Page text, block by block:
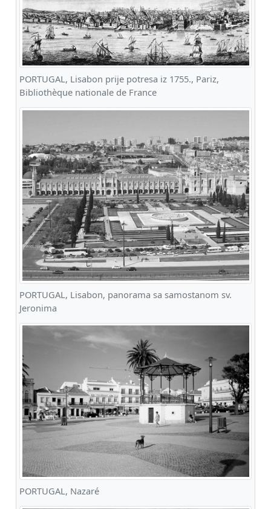
PORTUGAL, Lisabon prije potresa iz 1755., Pariz,
Bibliothèque nationale de France
PORTUGAL, Lisabon, panorama sa samostanom sv.
Jeronima
PORTUGAL, Nazaré